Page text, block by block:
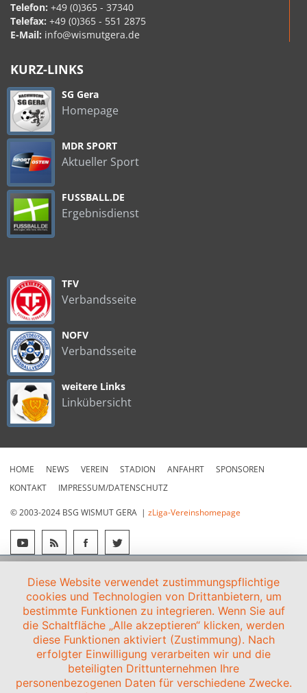
Telefon: +49 (0)365 - 37340
Telefax: +49 (0)365 - 551 2875
E-Mail: info@wismutgera.de
KURZ-LINKS
SG Gera
Homepage
MDR SPORT
Aktueller Sport
FUSSBALL.DE
Ergebnisdienst
TFV
Verbandsseite
NOFV
Verbandsseite
weitere Links
Linkübersicht
HOME NEWS VEREIN STADION ANFAHRT
SPONSOREN
KONTAKT
IMPRESSUM/DATENSCHUTZ
© 2003-2024 BSG WISMUT GERA | zLiga-Vereinshomepage
Diese Website verwendet zustimmungspflichtige
cookies und Technologien von Drittanbietern, um
bestimmte Funktionen zu integrieren. Wenn Sie auf
die Schaltfläche „Alle akzeptieren“ klicken, werden
diese Funktionen aktiviert (Zustimmung). Nach
erfolgter Einwilligung verarbeiten wir und die
beteiligten Drittunternehmen Ihre
personenbezogenen Daten für verschiedene Zwecke.